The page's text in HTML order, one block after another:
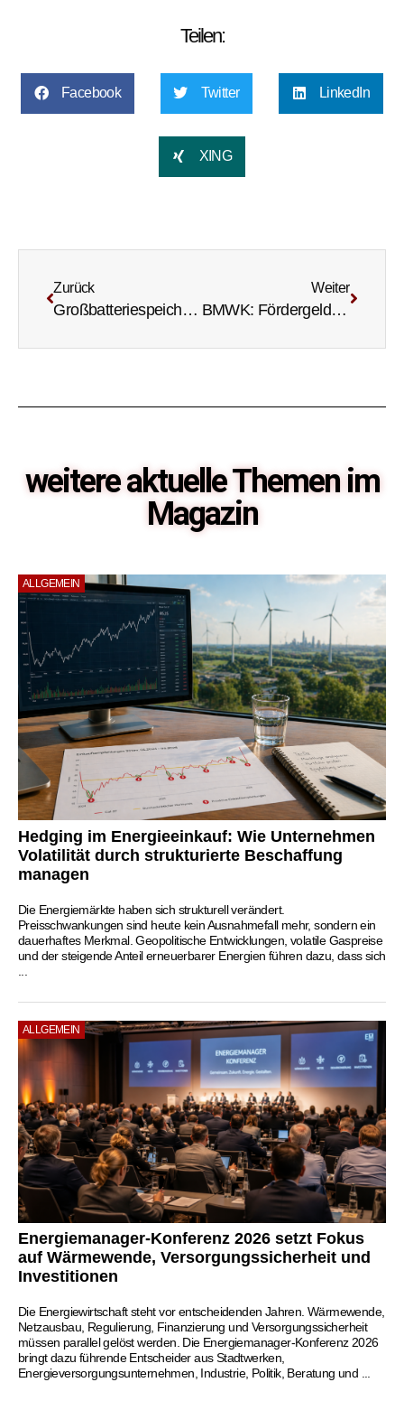
Teilen:
Facebook Twitter LinkedIn
XING
Zurück
Großbatteriespeicher können viele Milliarden sparen
Weiter
BMWK: Fördergelder können wieder beantragt werden
weitere aktuelle Themen im
Magazin
ALLGEMEIN
Hedging im Energieeinkauf: Wie Unternehmen
Volatilität durch strukturierte Beschaffung
managen
Die Energiemärkte haben sich strukturell verändert.
Preisschwankungen sind heute kein Ausnahmefall mehr, sondern ein
dauerhaftes Merkmal. Geopolitische Entwicklungen, volatile Gaspreise
und der steigende Anteil erneuerbarer Energien führen dazu, dass sich
ALLGEMEIN
Energiemanager-Konferenz 2026 setzt Fokus
auf Wärmewende, Versorgungssicherheit und
Investitionen
Die Energiewirtschaft steht vor entscheidenden Jahren. Wärmewende,
Netzausbau, Regulierung, Finanzierung und Versorgungssicherheit
müssen parallel gelöst werden. Die Energiemanager-Konferenz 2026
bringt dazu führende Entscheider aus Stadtwerken,
Energieversorgungsunternehmen, Industrie, Politik, Beratung und ...